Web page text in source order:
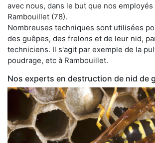
avec nous, dans le but que nos
Rambouillet (78).
Nombreuses techniques sont utilisées
des guêpes, des frelons et de leur nid,
techniciens. Il s'agit par exemple de la
poudrage, etc à Rambouillet.
Nos experts en destruction de nid de